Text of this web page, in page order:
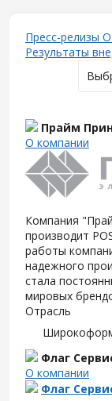
Пресс-релизы
Результаты
Прайм
О компании
Компания
производит
работы
надежного
стала
мировых
Отрасль
Флаг
О компании
Флаг